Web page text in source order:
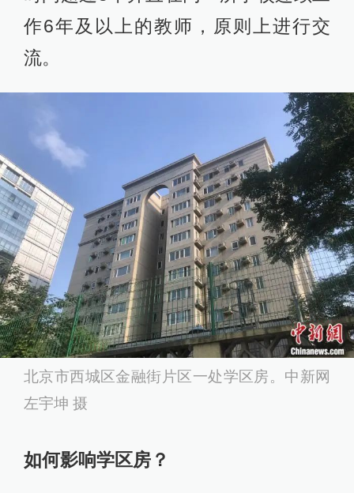
作6年及以上的教师，原则上进行交
流。
北京市西城区金融街片区一处学区房。中新网
左宇坤 摄
如何影响学区房？